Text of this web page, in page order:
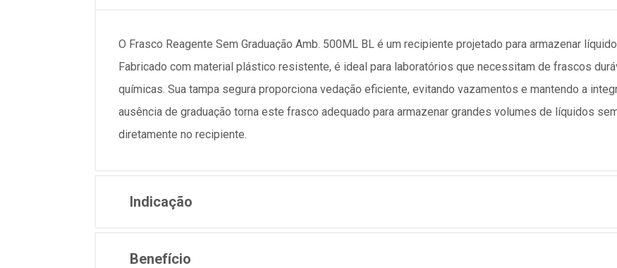
O Frasco Reagente Sem Graduação Amb. 500ML BL é um recipiente projetado para armazenar
Fabricado com material plástico resistente, é ideal para laboratórios que necessitam de frascos
químicas. Sua tampa segura proporciona vedação eficiente, evitando vazamentos e mantendo a
ausência de graduação torna este frasco adequado para armazenar grandes volumes de líquidos
diretamente no recipiente.
Indicação
Benefício